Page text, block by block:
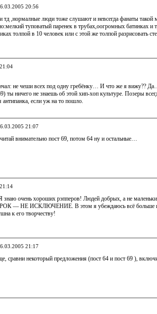
20:56
и тд ,нормалные люди тоже слушают и невсегда фанаты
туповатый паренек в трубах,оогромных
толпой в 10 человек или с этой же толпой
не чеши всех под одну гребёнку… И что же я вижу??
ты ничего не знаешь об этой хип-хоп культуре. Позеры
если уж на то пошло.
21:07
внимательно пост 69, потом 64 ну и остальные…
знаю очень хороших рэпперов! Людей добрых, а не
— НЕ ИСКЛЮЧЕНИЕ. В этом я убеждаюсь всё больше
к его творчеству!
21:17
сравни некоторый предложения (пост 64 и пост 69 ),